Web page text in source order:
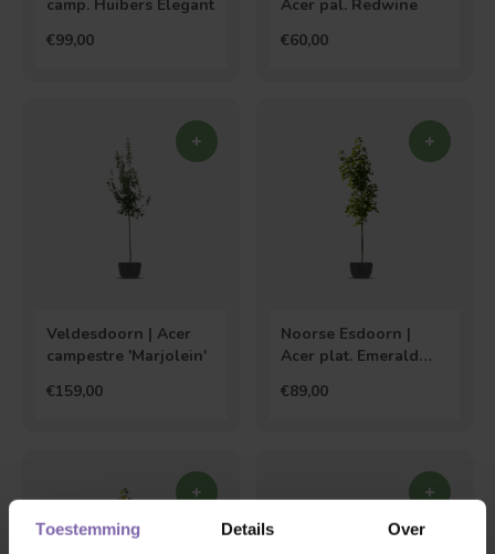
Toestemming Details Over
camp. Huibers Elegant
€99,00
Acer pal. Redwine
€60,00
Veldesdoorn | Acer
campestre 'Marjolein'
€159,00
Noorse Esdoorn |
Acer plat. Emerald
€89,00